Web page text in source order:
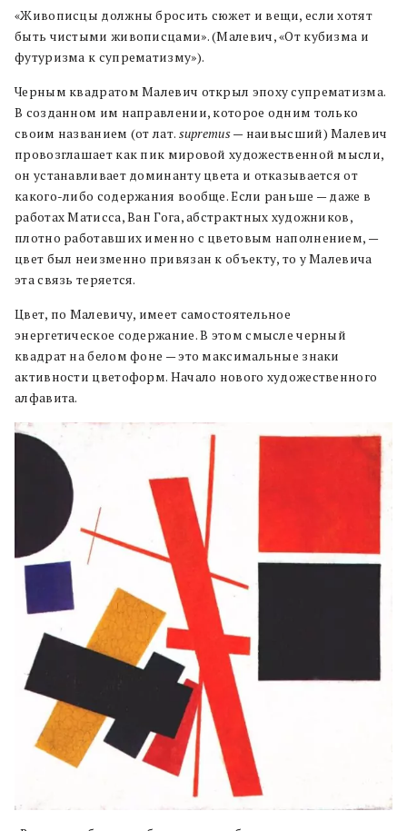
«Живописцы должны бросить сюжет и вещи, если хотят
быть чистыми живописцами». (Малевич, «От кубизма и
футуризма к супрематизму»).
Черным квадратом Малевич открыл эпоху супрематизма.
В созданном им направлении, которое одним только
своим названием (от лат. supremus— наивысший) Малевич
провозглашает как пик мировой художественной мысли,
он устанавливает доминанту цвета и отказывается от
какого-либо содержания вообще. Если раньше — даже в
работах Матисса, Ван Гога, абстрактных художников,
плотно работавших именно с цветовым наполнением, —
цвет был неизменно привязан к объекту, то у Малевича
эта связь теряется.
Цвет, по Малевичу, имеет самостоятельное
энергетическое содержание. В этом смысле черный
квадрат на белом фоне — это максимальные знаки
активности цветоформ. Начало нового художественного
алфавита.